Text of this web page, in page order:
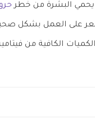
يحمي البشرة من خطر
على العمل بشكل
الكافية من